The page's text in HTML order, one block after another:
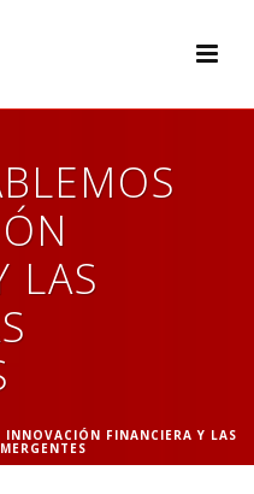
LAS
FINANCIERA Y LAS